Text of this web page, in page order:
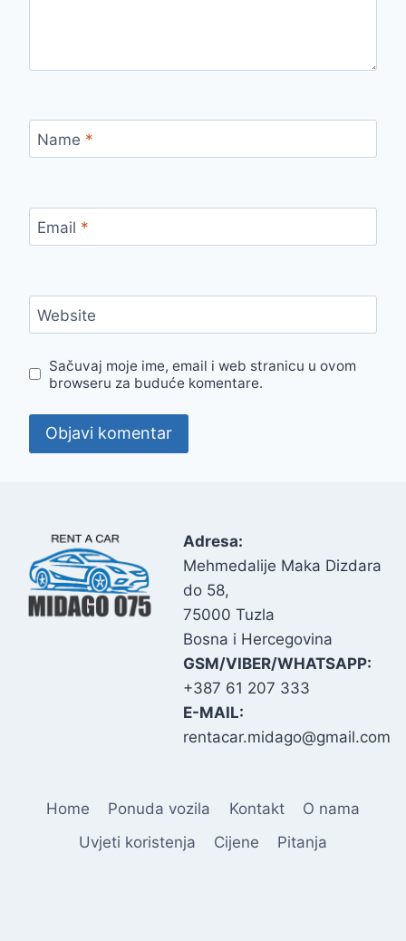
Name *
Email *
Website
Sačuvaj moje ime, email i web stranicu u ovom
browseru za buduće komentare.
Adresa:
Mehmedalije Maka Dizdara
do 58,
75000 Tuzla
Bosna i Hercegovina
GSM/VIBER/WHATSAPP:
+387 61 207 333
E-MAIL:
rentacar.midago@gmail.com
Home Ponuda vozila Kontakt
O nama
Uvjeti koristenja
Cijene Pitanja